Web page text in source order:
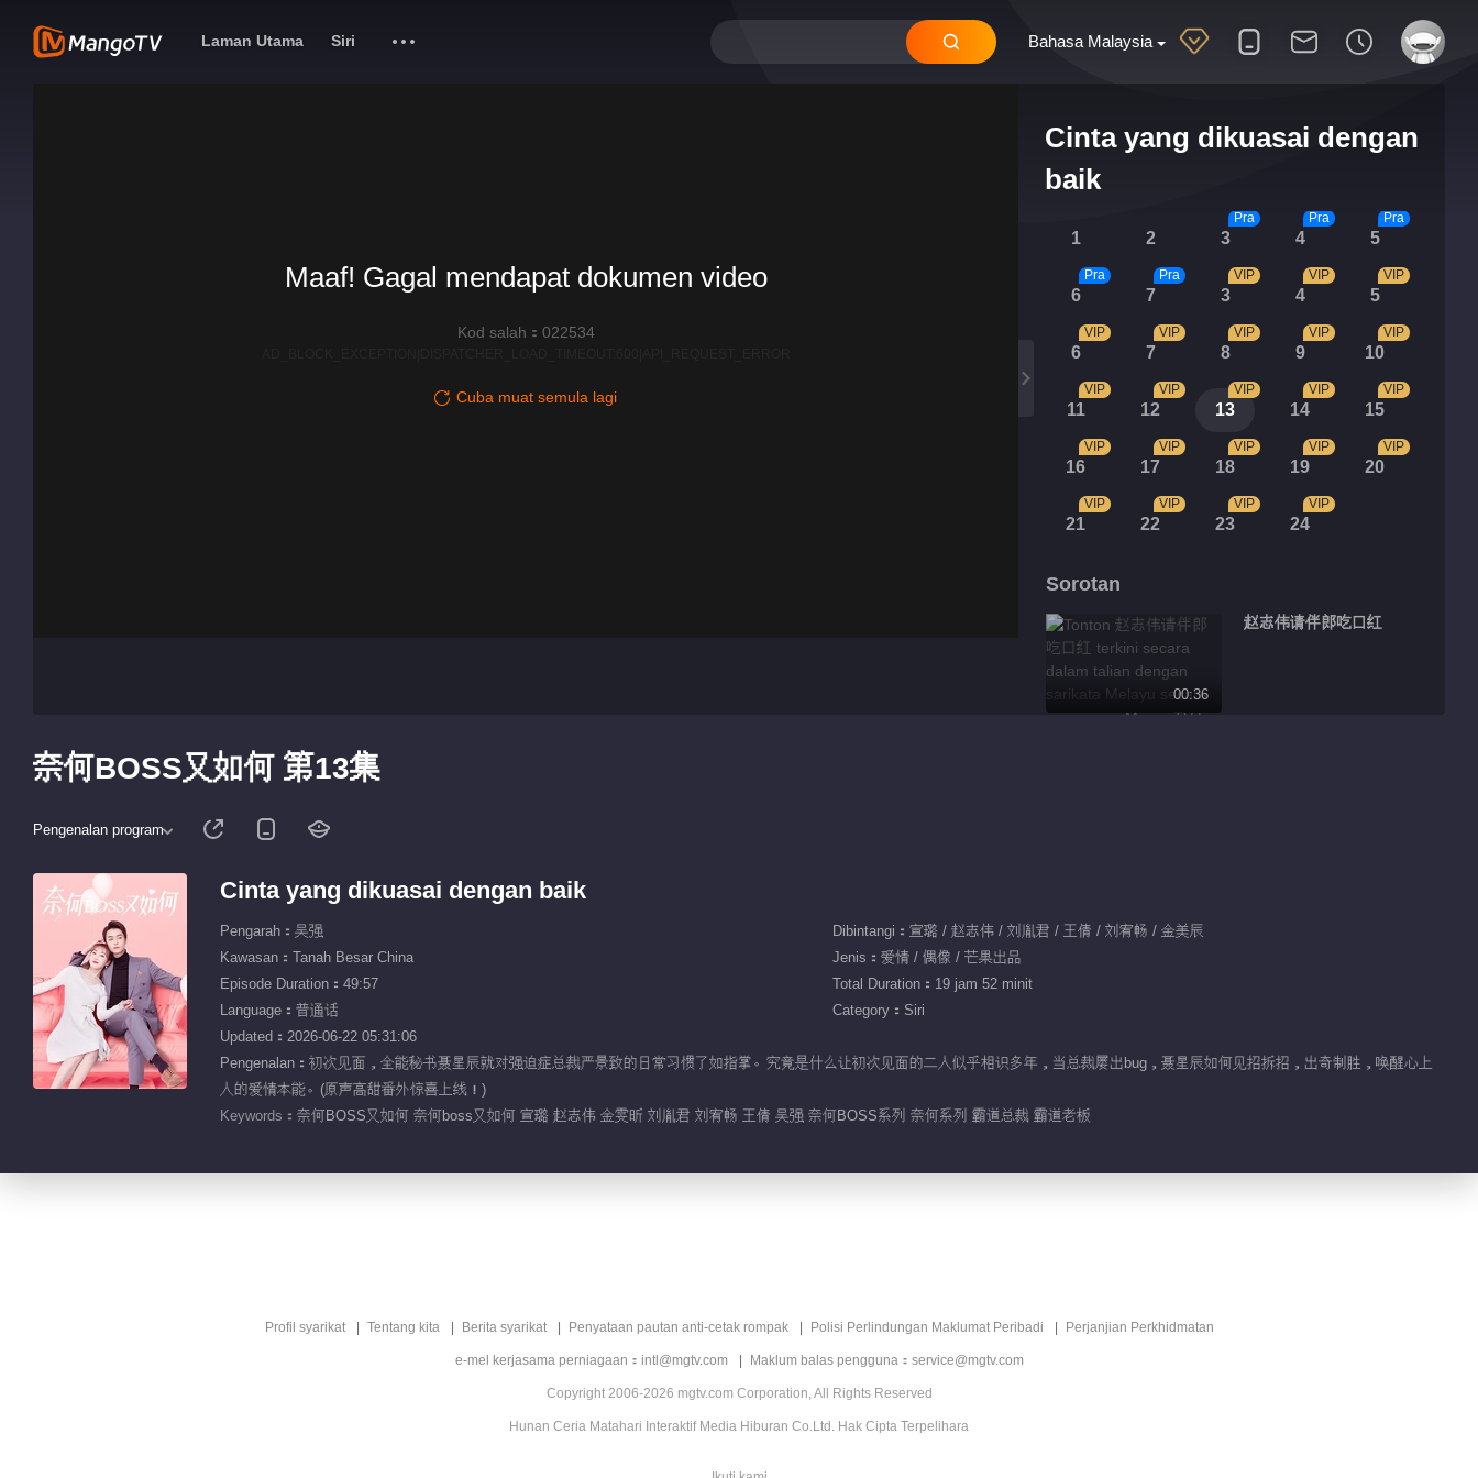
Bahasa Malaysia
Laman Utama Siri
Cinta yang dikuasai dengan
baik
1 2 3
Pra
4
Pra
5
Pra
6
Pra
7
Pra
3
VIP
4
VIP
5
VIP
6
VIP
7
VIP
8
VIP
9
VIP
10
VIP
11
VIP
12
VIP
13
VIP
14
VIP
15
VIP
16
VIP
17
VIP
18
VIP
19
VIP
20
VIP
21
VIP
22
VIP
23
VIP
24
VIP
Sorotan
00:36
赵志伟请伴郎吃口红
00:41
Maaf! Gagal mendapat dokumen video
Kod salah：022534
Cuba muat semula lagi
奈何BOSS又如何 第13集
Pengenalan program
Cinta yang dikuasai dengan baik
Pengarah：吴强
Dibintangi：宣璐 / 赵志伟 / 刘胤君 / 王倩 / 刘宥畅 / 金美辰
Kawasan：Tanah Besar China
Jenis：爱情 / 偶像 / 芒果出品
Episode Duration：49:57
Total Duration：19 jam 52 minit
Language：普通话
Category：Siri
Updated：2026-06-22 05:31:06
Pengenalan：初次见面，全能秘书聂星辰就对强迫症总裁严景致的日常习惯了如指掌。究竟是什么让初次见面的二人似乎相识多年，当总裁屡出bug，聂星辰如何见招拆招，出奇制胜，唤醒心上
人的爱情本能。(原声高甜番外惊喜上线！)
Keywords： 奈何BOSS又如何 奈何boss又如何 宣璐 赵志伟 金雯昕 刘胤君 刘宥畅 王倩 吴强 奈何BOSS系列 奈何系列 霸道总裁 霸道老板
Profil syarikat Tentang kita Berita syarikat Penyataan pautan anti-cetak rompak Polisi Perlindungan Maklumat Peribadi Perjanjian Perkhidmatan
e-mel kerjasama perniagaan：intl@mgtv.com Maklum balas pengguna：service@mgtv.com
Copyright 2006-2026 mgtv.com Corporation, All Rights Reserved
Hunan Ceria Matahari Interaktif Media Hiburan Co.Ltd. Hak Cipta Terpelihara